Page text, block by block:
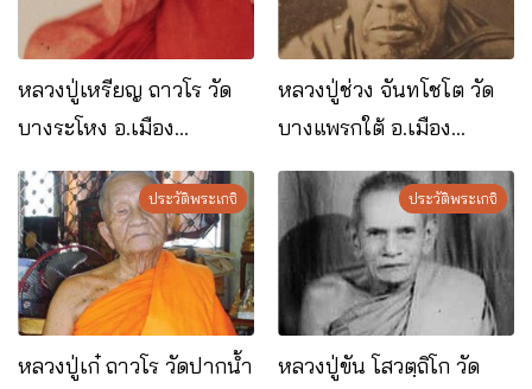
หลวงปู่เหรียญ ถาวโร วัด
บางระโหง อ.เมือง
จ.นนทบุรี
หลวงปู่ช่วง จันทโชโต วัด
บางแพรกใต้ อ.เมือง
จ.นนทบุรี
ประวัติพระเกจิ
หลวงปู่เก๋ ถาวโร วัดปากน้ำ
ประวัติพระเกจิ
หลวงปู่ขัน โสวตฺถิโก วัด